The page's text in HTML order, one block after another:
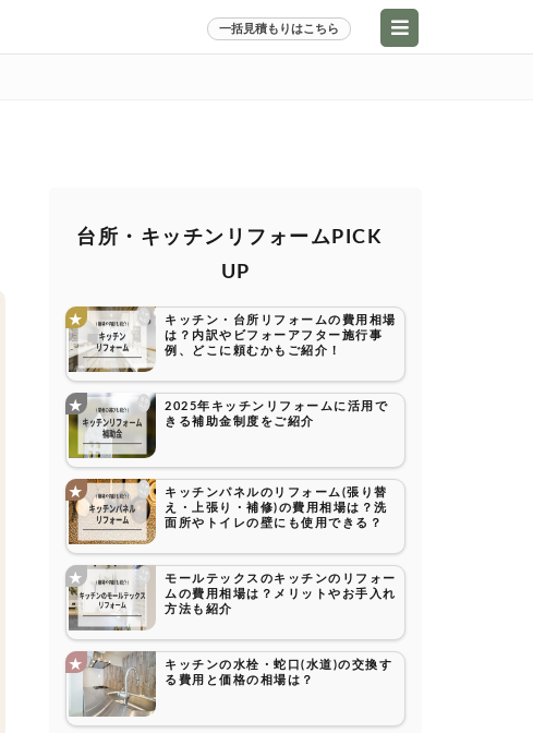
一括見積もりはこちら
台所・キッチンリフォームPICK
UP
キッチン・台所リフォームの費用相場
は？内訳やビフォーアフター施行事
例、どこに頼むかもご紹介！
2025年キッチンリフォームに活用で
きる補助金制度をご紹介
キッチンパネルのリフォーム(張り替
え・上張り・補修)の費用相場は？洗
面所やトイレの壁にも使用できる？
モールテックスのキッチンのリフォー
ムの費用相場は？メリットやお手入れ
方法も紹介
キッチンの水栓・蛇口(水道)の交換す
る費用と価格の相場は？